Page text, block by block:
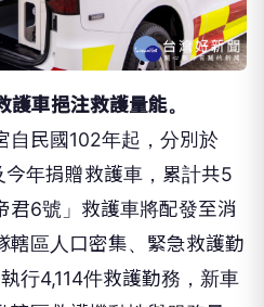
車挹注救護量能。
自民國102年起，分別於
今年捐贈救護車，累計共5
君6號」救護車將配發至消
轄區人口密集、緊急救護勤
行4,114件救護勤務，新車